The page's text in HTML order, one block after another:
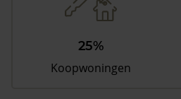
25%
Koopwoningen